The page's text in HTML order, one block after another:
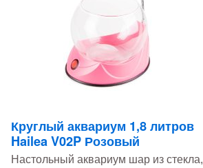
Круглый аквариум 1,8 литров
Hailea V02P Розовый
Настольный аквариум шар из стекла,